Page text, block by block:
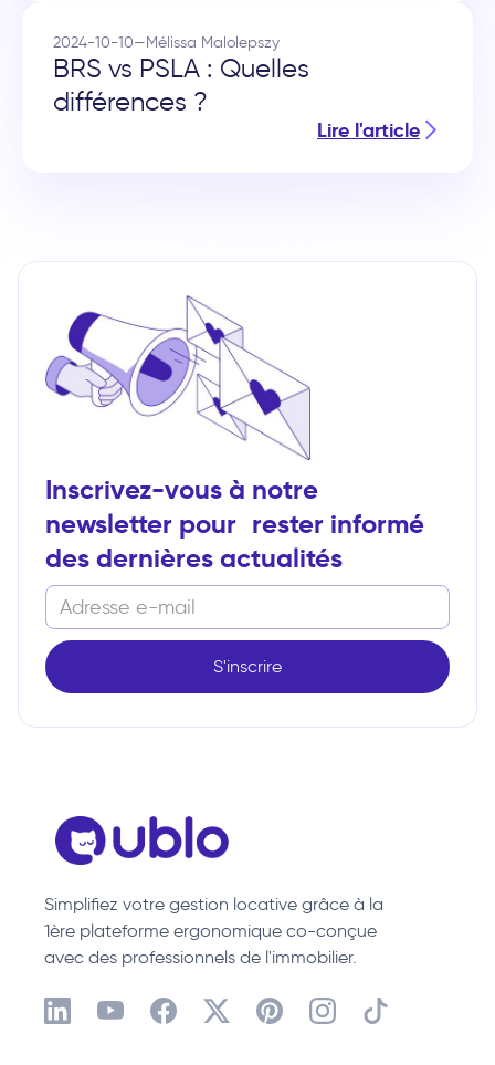
2024-10-10—Mélissa Malolepszy
BRS vs PSLA : Quelles
différences ?
Lire l'article
Inscrivez-vous à notre
newsletter pour rester informé
des dernières actualités
Simplifiez votre gestion locative grâce à la
1ère plateforme ergonomique co-conçue
avec des professionnels de l'immobilier.